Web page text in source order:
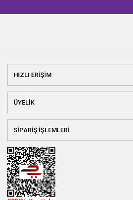
HIZLI ERİŞİM
ÜYELİK
SİPARİŞ İŞLEMLERİ